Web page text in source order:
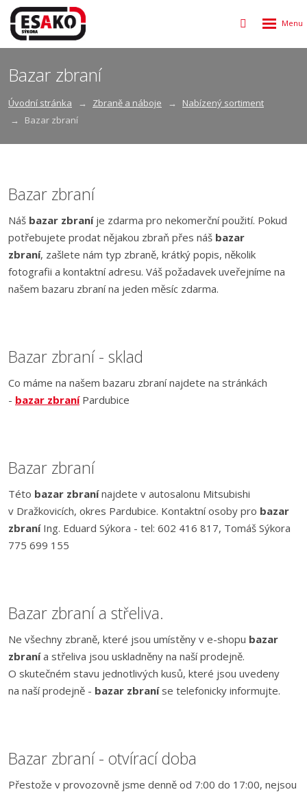
Vyhledávání
Rozbalení
Bazar zbraní
Úvodní stránka Zbraně a náboje
Nabízený sortiment
Bazar zbraní
Bazar zbraní
Náš bazar zbraníje zdarma pro nekomerční použití. Pokud
potřebujete prodat nějakou zbraň přes náš bazar
zbraní, zašlete nám typ zbraně, krátký popis, několik
fotografii a kontaktní adresu. Váš požadavek uveřejníme na
našem bazaru zbraní na jeden měsíc zdarma.
Bazar zbraní - sklad
Co máme na našem bazaru zbraní najdete na stránkách
- bazar zbraníPardubice
Bazar zbraní
Této bazar zbranínajdete v autosalonu Mitsubishi
v Dražkovicích, okres Pardubice. Kontaktní osoby pro bazar
zbraní Ing. Eduard Sýkora - tel: 602 416 817, Tomáš Sýkora
775 699 155
Bazar zbraní a střeliva.
Ne všechny zbraně, které jsou umístěny v e-shopu bazar
zbranía střeliva jsou uskladněny na naší prodejně.
O skutečném stavu jednotlivých kusů, které jsou uvedeny
na naší prodejně - bazar zbraníse telefonicky informujte.
Bazar zbraní - otvírací doba
Přestože v provozovně jsme denně od 7:00 do 17:00, nejsou